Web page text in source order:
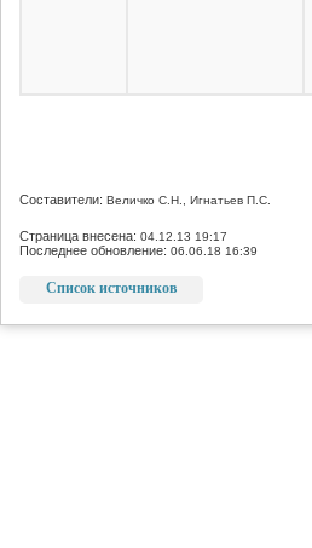
Составители: Величко С.Н., Игнатьев П.С.
Страница внесена: 04.12.13 19:17
Последнее обновление: 06.06.18 16:39
Список источников